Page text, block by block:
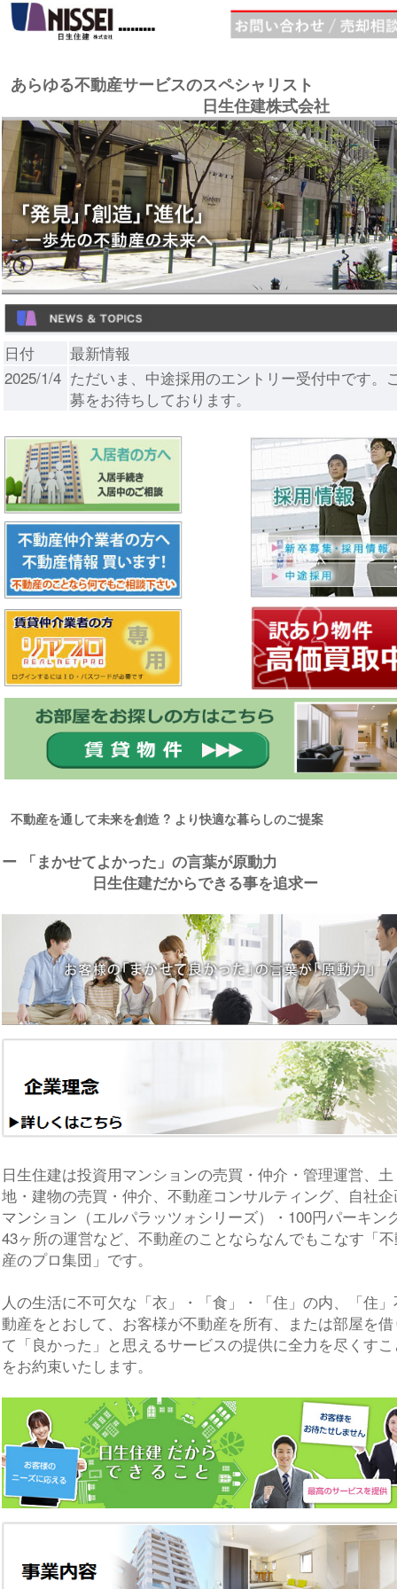
あらゆる不動産サービスのスペシャリスト
日生住建株式会社
日付
最新情報
2025/1/4 ただいま、中途採用のエントリー受付中です。
募をお待ちしております。
不動産を通して未来を創造 ? より快適な暮らしのご提案
ー 「まかせてよかった」の言葉が原動力
日生住建だからできる事を追求ー
日生住建は投資用マンションの売買・仲介・管理運営、土
地・建物の売買・仲介、不動産コンサルティング、自社
マンション（エルパラッツォシリーズ）・100円パーキン
43ヶ所の運営など、不動産のことならなんでもこなす「
産のプロ集団」です。
人の生活に不可欠な「衣」・「食」・「住」の内、「住
動産をとおして、お客様が不動産を所有、または部屋を
て「良かった」と思えるサービスの提供に全力を尽くす
をお約束いたします。